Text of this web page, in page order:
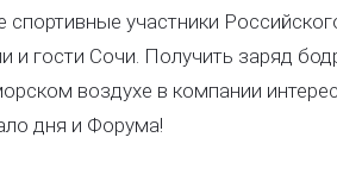
участники
и гости Сочи. Получить заряд
воздухе в компании
дня и Форума!